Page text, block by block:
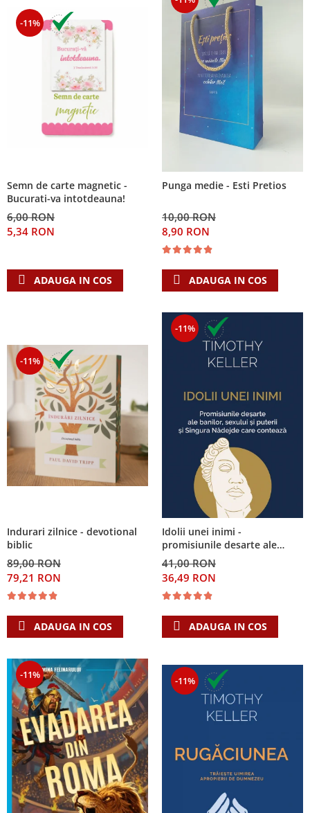
-11%
Semn de carte magnetic -
Bucurati-va intotdeauna!
6,00 RON
5,34 RON
ADAUGA IN COS
Punga medie - Esti Pretios
10,00 RON
8,90 RON
ADAUGA IN COS
-11%
Indurari zilnice - devotional
biblic
89,00 RON
79,21 RON
ADAUGA IN COS
-11%
Idolii unei inimi -
promisiunile desarte ale
banilor, sexului si puterii si
Singura Nadejde care
conteaza
41,00 RON
36,49 RON
ADAUGA IN COS
-11% -11%